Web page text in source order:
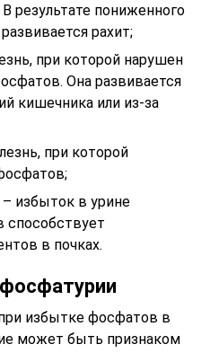
результате пониженного
рахит;
при которой нарушен
Она развивается
кишечника или из-за
при которой
избыток в урине
способствует
в почках.
избытке фосфатов в
может быть признаком